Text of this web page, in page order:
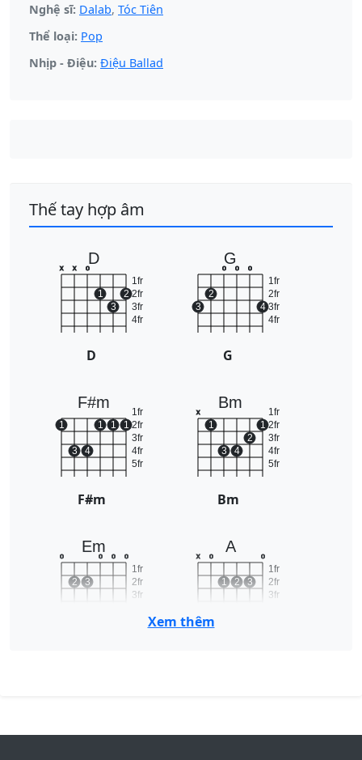
Nghệ sĩ: Dalab, Tóc Tiên
Thể loại: Pop
Nhịp - Điệu: Điệu Ballad
Thế tay hợp âm
D
1fr
2fr
3fr
4fr
x x o
1
3
2
D
G
1fr
2fr
3fr
4fr
3
2
o o o
4
G
F#m
1fr
2fr
3fr
4fr
5fr
1
3 4
1 1 1
F#m
Bm
1fr
2fr
3fr
4fr
5fr
x
1
3 4
2
1
Bm
Em
1fr
2fr
3fr
o
2 3
o o o
A
1fr
2fr
3fr
x o
1 2 3
o
Xem thêm